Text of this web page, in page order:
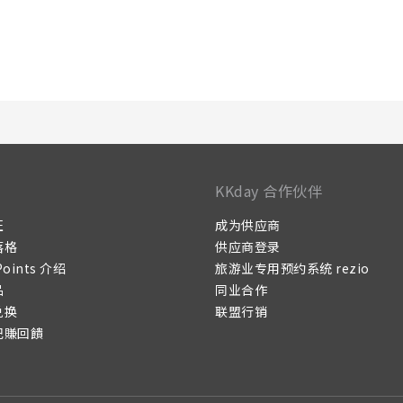
格
介绍
换
賺回饋
KKday 合作伙伴
成为供应商
供应商登录
旅游业专用预约系统 rezio
同业合作
联盟行销